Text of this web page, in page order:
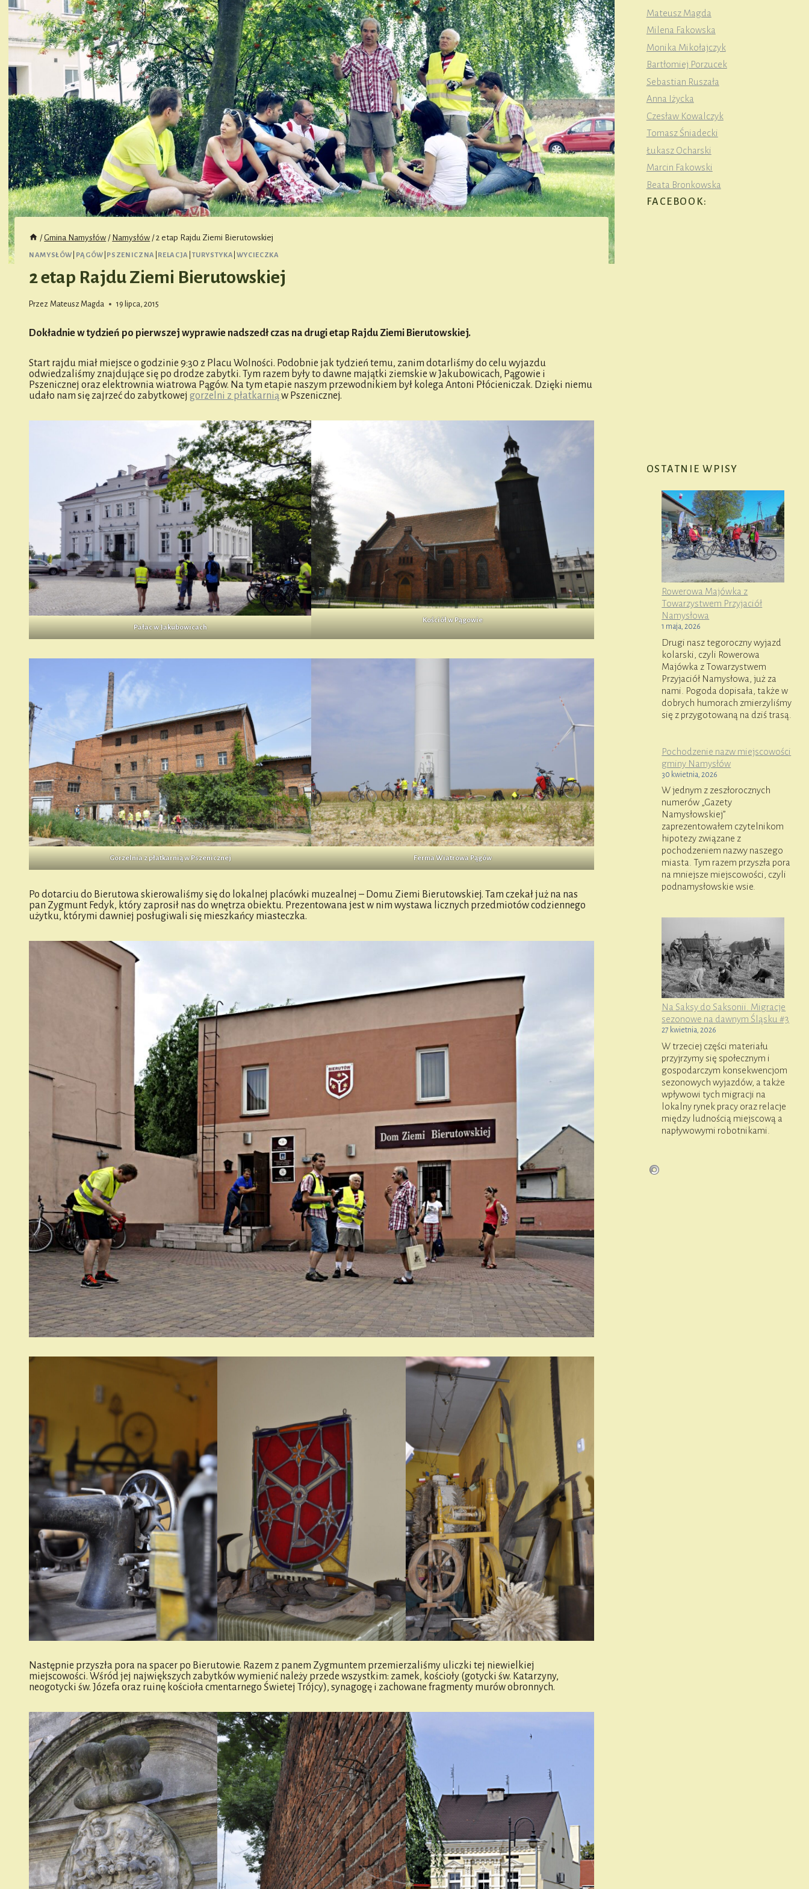
/ Gmina Namysłów / Namysłów / 2 etap Rajdu Ziemi Bierutowskiej
NAMYSŁÓW PĄGÓW PSZENICZNA RELACJA TURYSTYKA WYCIECZKA
2 etap Rajdu Ziemi Bierutowskiej
Przez Mateusz Magda 19 lipca, 2015
Dokładnie w tydzień po pierwszej wyprawie nadszedł czas na drugi etap Rajdu Ziemi Bierutowskiej.
Start rajdu miał miejsce o godzinie 9:30 z Placu Wolności. Podobnie jak tydzień temu, zanim dotarliśmy do celu wyjazdu
odwiedzaliśmy znajdujące się po drodze zabytki. Tym razem były to dawne majątki ziemskie w Jakubowicach, Pągowie i
Pszenicznej oraz elektrownia wiatrowa Pągów. Na tym etapie naszym przewodnikiem był kolega Antoni Płócieniczak. Dzięki niemu
udało nam się zajrzeć do zabytkowej gorzelni z płatkarniąw Pszenicznej.
Pałac w Jakubowicach
Kościół w Pągowie
Gorzelnia z płatkarnią w Pszenicznej Ferma Wiatrowa Pągów
Po dotarciu do Bierutowa skierowaliśmy się do lokalnej placówki muzealnej – Domu Ziemi Bierutowskiej. Tam czekał już na nas
pan Zygmunt Fedyk, który zaprosił nas do wnętrza obiektu. Prezentowana jest w nim wystawa licznych przedmiotów codziennego
użytku, którymi dawniej posługiwali się mieszkańcy miasteczka.
Następnie przyszła pora na spacer po Bierutowie. Razem z panem Zygmuntem przemierzaliśmy uliczki tej niewielkiej
miejscowości. Wśród jej największych zabytków wymienić należy przede wszystkim: zamek, kościoły (gotycki św. Katarzyny,
neogotycki św. Józefa oraz ruinę kościoła cmentarnego Świetej Trójcy), synagogę i zachowane fragmenty murów obronnych.
Mateusz Magda
Milena Fakowska
Monika Mikołajczyk
Bartłomiej Porzucek
Sebastian Ruszała
Anna Iżycka
Czesław Kowalczyk
Tomasz Śniadecki
Łukasz Ocharski
Marcin Fakowski
Beata Bronkowska
FACEBOOK:
OSTATNIE WPISY
Rowerowa Majówka z
Towarzystwem Przyjaciół
Namysłowa
1 maja, 2026
Drugi nasz tegoroczny wyjazd
kolarski, czyli Rowerowa
Majówka z Towarzystwem
Przyjaciół Namysłowa, już za
nami. Pogoda dopisała, także w
dobrych humorach zmierzyliśmy
się z przygotowaną na dziś trasą.
Pochodzenie nazw miejscowości
gminy Namysłów
30 kwietnia, 2026
W jednym z zeszłorocznych
numerów „Gazety
Namysłowskiej”
zaprezentowałem czytelnikom
hipotezy związane z
pochodzeniem nazwy naszego
miasta. Tym razem przyszła pora
na mniejsze miejscowości, czyli
podnamysłowskie wsie.
Na Saksy do Saksonii. Migracje
sezonowe na dawnym Śląsku #3
27 kwietnia, 2026
W trzeciej części materiału
przyjrzymy się społecznym i
gospodarczym konsekwencjom
sezonowych wyjazdów, a także
wpływowi tych migracji na
lokalny rynek pracy oraz relacje
między ludnością miejscową a
napływowymi robotnikami.